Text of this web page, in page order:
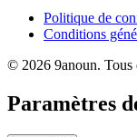
Politique de
Conditions
© 2026 9anoun. Tous
Paramètres